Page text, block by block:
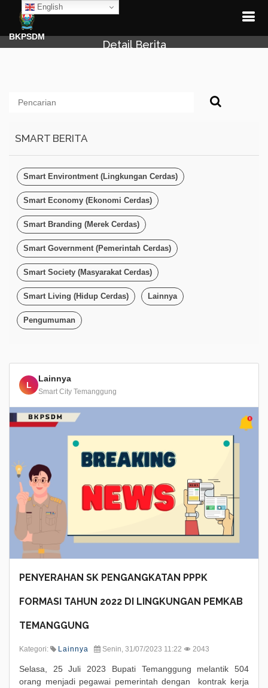
English
BKPSDM
Detail Berita
SMART BERITA
Smart Environtment (Lingkungan Cerdas)
Smart Economy (Ekonomi Cerdas)
Smart Branding (Merek Cerdas)
Smart Government (Pemerintah Cerdas)
Smart Society (Masyarakat Cerdas)
Smart Living (Hidup Cerdas) Lainnya
Pengumuman
L
Lainnya
Smart City Temanggung
PENYERAHAN SK PENGANGKATAN PPPK
FORMASI TAHUN 2022 DI LINGKUNGAN PEMKAB
TEMANGGUNG
Kategori: Lainnya Senin, 31/07/2023 11:22 2043
Selasa, 25 Juli 2023 Bupati Temanggung melantik 504
orang menjadi pegawai pemerintah dengan kontrak kerja